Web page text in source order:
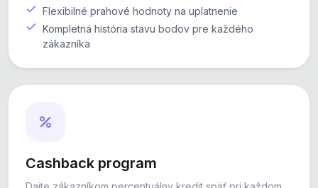
Flexibilné prahové hodnoty na uplatnenie
Kompletná história stavu bodov pre každého
zákazníka
Cashback program